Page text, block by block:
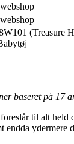
(Treasure
baseret på 17
til alt held
endda